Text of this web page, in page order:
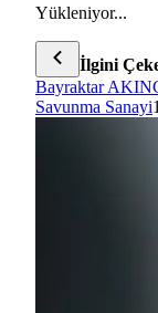
Yükleniyor...
İlgini
Bayraktar
Savunma Sanayi